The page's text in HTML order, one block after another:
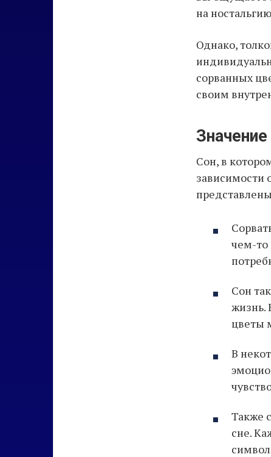
на
Однако,
сорванных
своим
Сон, в
зависимости
чем-то
Сон
жизнь.
цветы
В
Также
сне.